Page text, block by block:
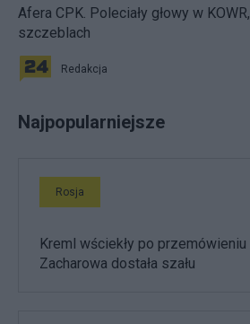
Afera CPK. Poleciały głowy w
szczeblach
Redakcja
Najpopularniejsze
Rosja
Kreml wściekły po
Zacharowa dostała szału